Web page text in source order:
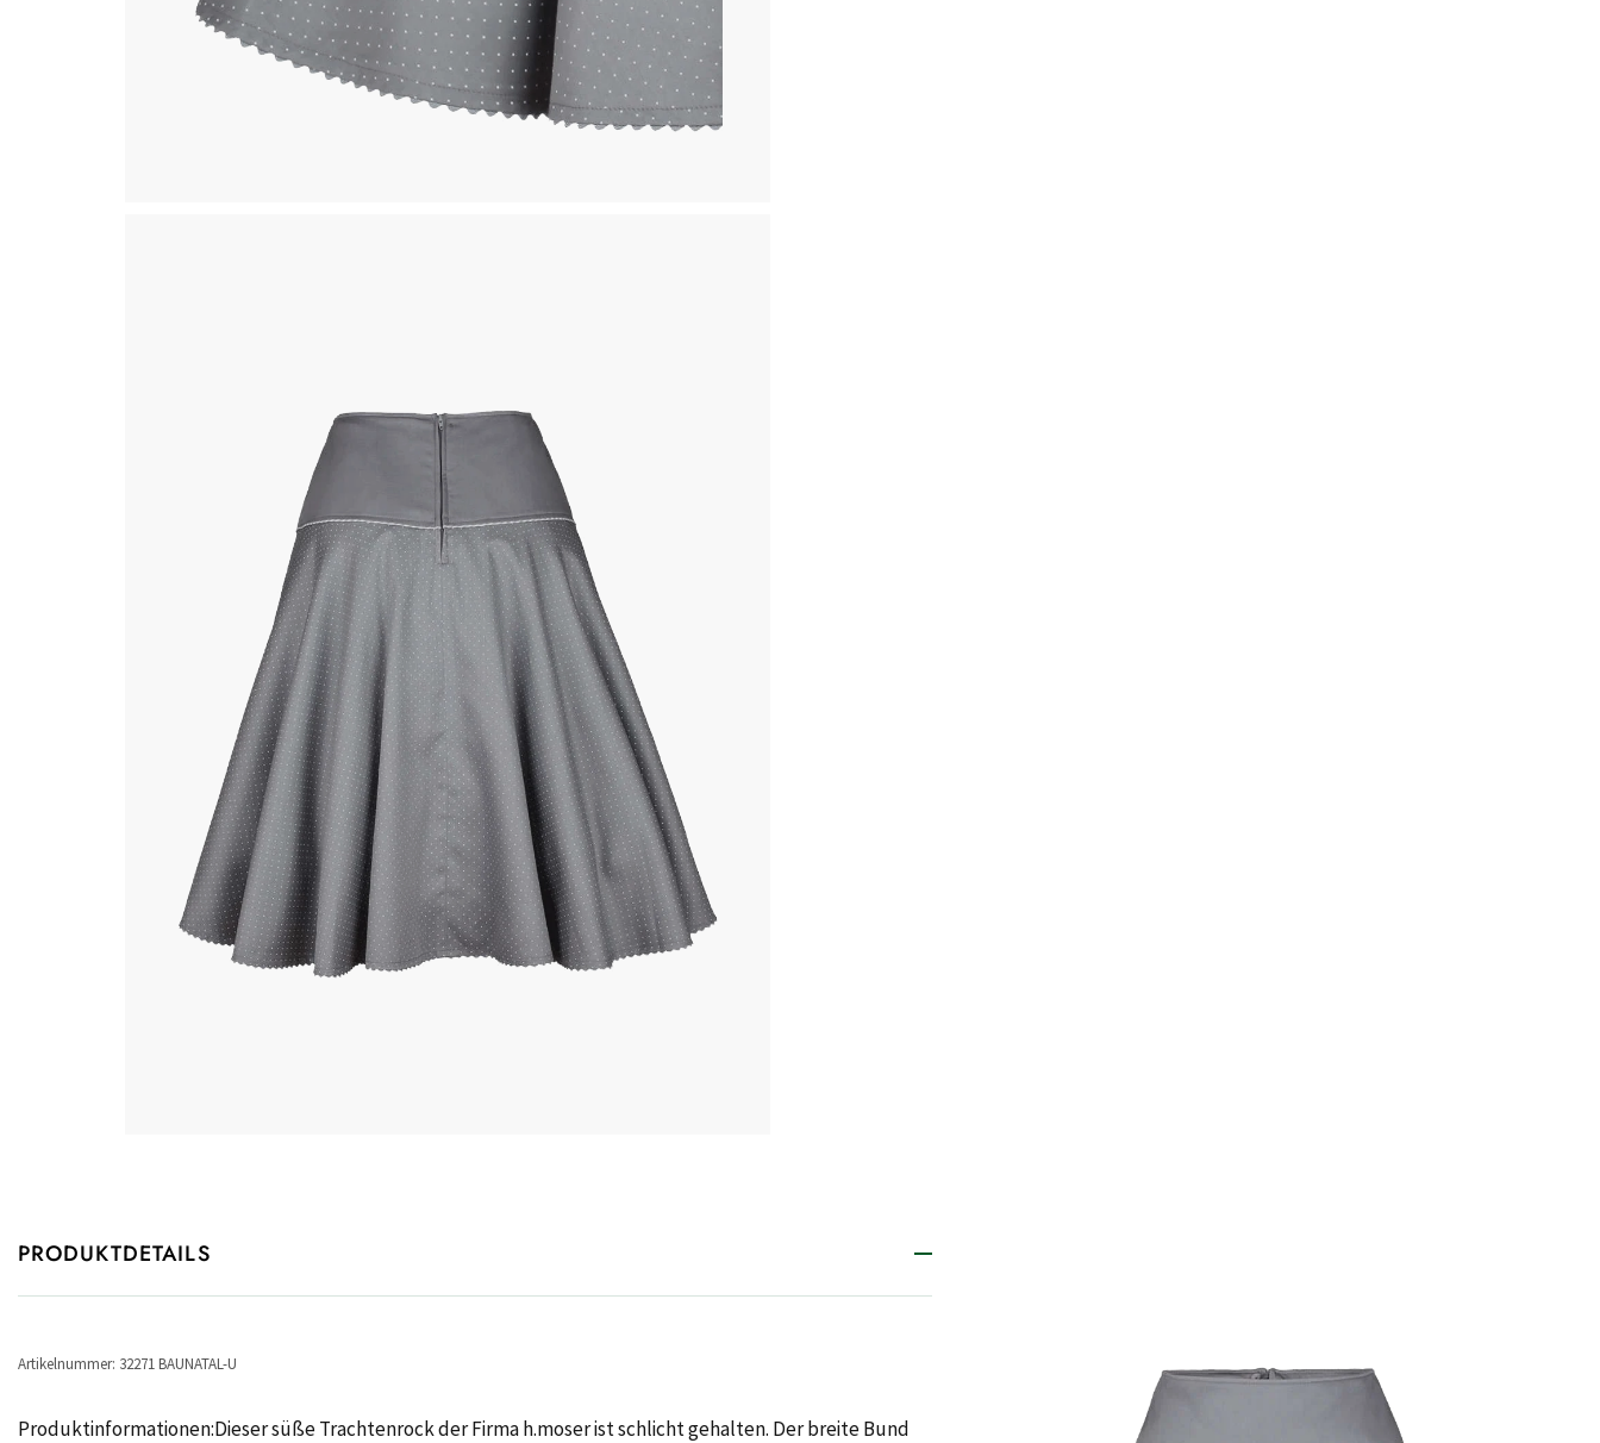
PRODUKTDETAILS
Artikelnummer: 32271 BAUNATAL-U
Produktinformationen:Dieser süße Trachtenrock der Firma h.moser ist schlicht gehalten. Der breite Bund